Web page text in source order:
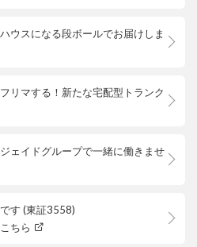
ウスになる段ボールでお届けしま
リマする！新たな宅配型トランク
ェイドグループで一緒に働きませ
す (東証3558)
ちら